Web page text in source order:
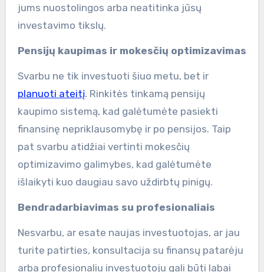
jums nuostolingos arba neatitinka jūsų
investavimo tikslų.
Pensijų kaupimas ir mokesčių optimizavimas
Svarbu ne tik investuoti šiuo metu, bet ir
planuoti ateitį. Rinkitės tinkamą pensijų
kaupimo sistemą, kad galėtumėte pasiekti
finansinę nepriklausomybę ir po pensijos. Taip
pat svarbu atidžiai vertinti mokesčių
optimizavimo galimybes, kad galėtumėte
išlaikyti kuo daugiau savo uždirbtų pinigų.
Bendradarbiavimas su profesionaliais
Nesvarbu, ar esate naujas investuotojas, ar jau
turite patirties, konsultacija su finansų patarėju
arba profesionaliu investuotoju gali būti labai